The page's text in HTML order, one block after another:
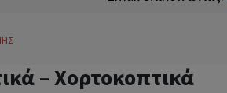
– Χορτοκοπτικά